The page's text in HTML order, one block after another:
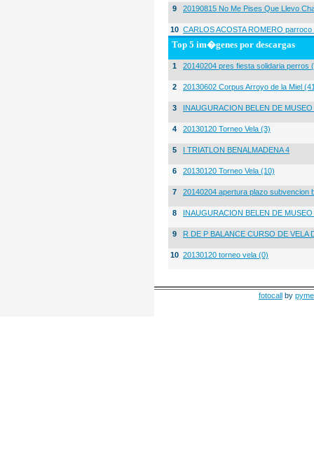
9 20190815 No Me Pises Que Llevo
10 CARLOS ACOSTA ROMERO
Top 5 im�genes por descargas
1 20140204 pres fiesta solidaria perros
2 20130602 Corpus Arroyo de la Miel
3 INAUGURACION BELEN DE
4 20130120 Torneo Vela (3)
5 I TRIATLON BENALMADENA 4
6 20130120 Torneo Vela (10)
7 20140204 apertura plazo subvencion
8 INAUGURACION BELEN DE
9 R DE P BALANCE CURSO DE VELA
10 20130120 torneo vela (0)
fotocall by